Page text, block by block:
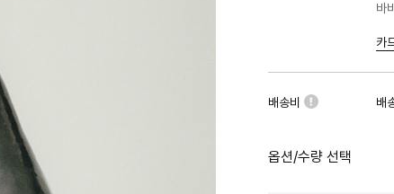
바
카
배송비 배
옵션/수량 선택